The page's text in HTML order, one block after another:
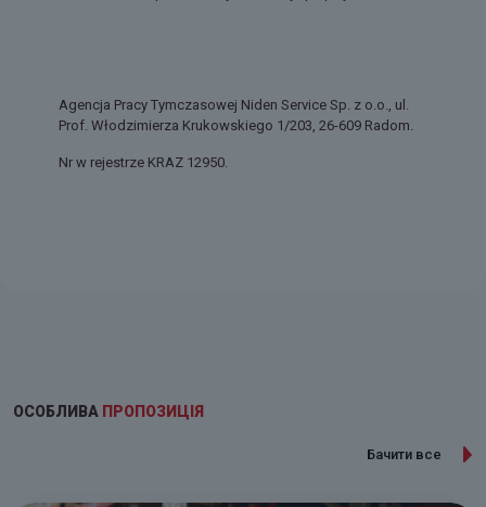
Agencja Pracy Tymczasowej Niden Service Sp. z o.o., ul.
Prof. Włodzimierza Krukowskiego 1/203, 26-609 Radom.
Nr w rejestrze KRAZ 12950.
ОСОБЛИВА ПРОПОЗИЦІЯ
Бачити все